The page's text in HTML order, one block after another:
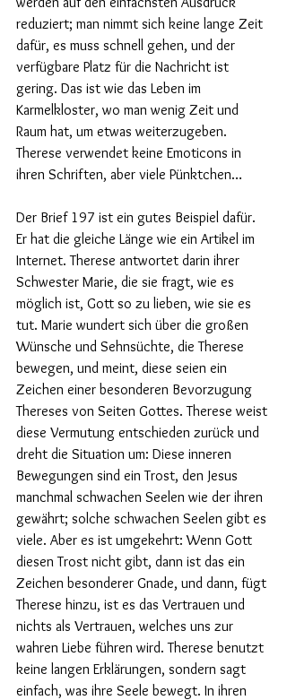
reduziert; man nimmt sich keine lange Zeit
dafür, es muss schnell gehen, und der
verfügbare Platz für die Nachricht ist
gering. Das ist wie das Leben im
Karmelkloster, wo man wenig Zeit und
Raum hat, um etwas weiterzugeben.
Therese verwendet keine Emoticons in
ihren Schriften, aber viele Pünktchen…
Der Brief 197 ist ein gutes Beispiel dafür.
Er hat die gleiche Länge wie ein Artikel im
Internet. Therese antwortet darin ihrer
Schwester Marie, die sie fragt, wie es
möglich ist, Gott so zu lieben, wie sie es
tut. Marie wundert sich über die großen
Wünsche und Sehnsüchte, die Therese
bewegen, und meint, diese seien ein
Zeichen einer besonderen Bevorzugung
Thereses von Seiten Gottes. Therese weist
diese Vermutung entschieden zurück und
dreht die Situation um: Diese inneren
Bewegungen sind ein Trost, den Jesus
manchmal schwachen Seelen wie der ihren
gewährt; solche schwachen Seelen gibt es
viele. Aber es ist umgekehrt: Wenn Gott
diesen Trost nicht gibt, dann ist das ein
Zeichen besonderer Gnade, und dann, fügt
Therese hinzu, ist es das Vertrauen und
nichts als Vertrauen, welches uns zur
wahren Liebe führen wird. Therese benutzt
keine langen Erklärungen, sondern sagt
einfach, was ihre Seele bewegt. In ihren